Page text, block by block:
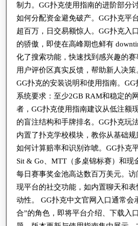
制力。GG扑克使用指南的进阶部分
如何分配资金避免破产。GG扑克平
超百万，日交易额惊人。GG扑克入
的骄傲，即使在高峰期也鲜有
化了搜索功能，快速找到感兴趣的
用户评价区真实反馈，帮助新人决
GG扑克的安装说明和使用指南。
系统要求：至少2GB RAM和稳定的
者，GG扑克使用指南建议从低注额
的盲注结构和手牌排名。GG扑克玩
内置了扑克学校模块，教你从基础
如何计算赔率和识别诈唬。GG扑克
Sit & Go、MTT（多桌锦标赛）和现
每日赛事奖金池高达数百万美元。
现平台的社交功能，如内置聊天和
动性。 GG扑克中文官网入口通常会
合”的角色，即将平台介绍、下载入